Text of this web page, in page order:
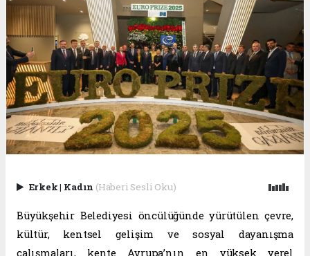
Erkek| Kadın (Haberi Sesli Oku)
Büyükşehir Belediyesi öncülüğünde yürütülen çevre,
kültür, kentsel gelişim ve sosyal dayanışma
çalışmaları, kente Avrupa’nın en yüksek yerel